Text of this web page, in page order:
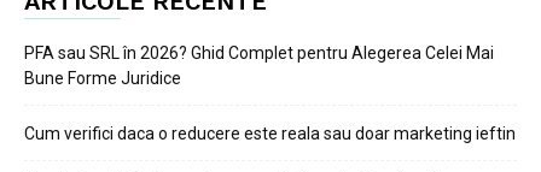
PFA sau SRL în 2026? Ghid Complet pentru Alegerea Celei Mai
Bune Forme Juridice
Cum verifici daca o reducere este reala sau doar marketing ieftin